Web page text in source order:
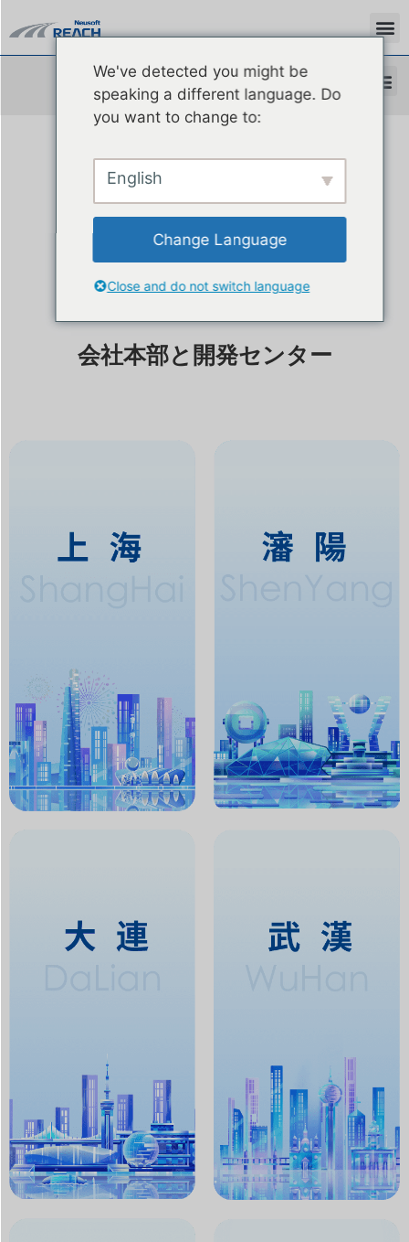
事業所
会社本部と開発センター
We've detected you might be
speaking a different language. Do
you want to change to:
English
Change Language
Close and do not switch language